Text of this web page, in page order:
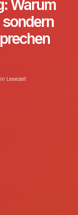
Warum
Lesezeit